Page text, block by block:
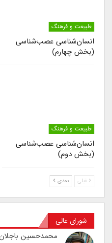
طبیعت و فرهنگ
انسان‌شناسی عصب‌شناسی
(بخش چهارم)
طبیعت و فرهنگ
انسان‌شناسی عصب‌شناسی
(بخش دوم)
قبلی بعدی
شورای عالی
محمدحسین باجلان